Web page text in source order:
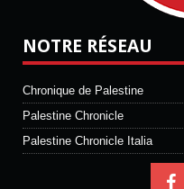
NOTRE RÉSEAU
Chronique de Palestine
Palestine Chronicle
Palestine Chronicle Italia